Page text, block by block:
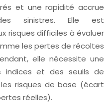
et une rapidité accrue
sinistres. Elle est
risques difficiles à évaluer
les pertes de récoltes
elle nécessite une
indices et des seuils de
risques de base (écart
réelles).